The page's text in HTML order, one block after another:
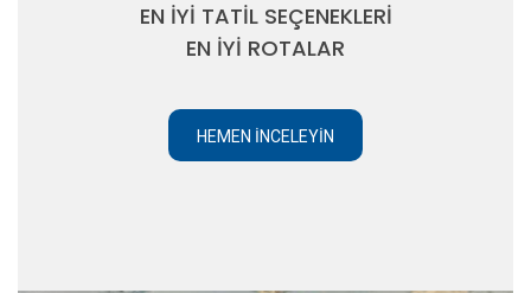
EN İYİ TATİL SEÇENEKLERİ
EN İYİ ROTALAR
HEMEN İNCELEYIN